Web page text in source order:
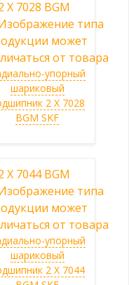
упорный
шариковый
2 X 7028
BGM SKF
упорный
шариковый
2 X 7044